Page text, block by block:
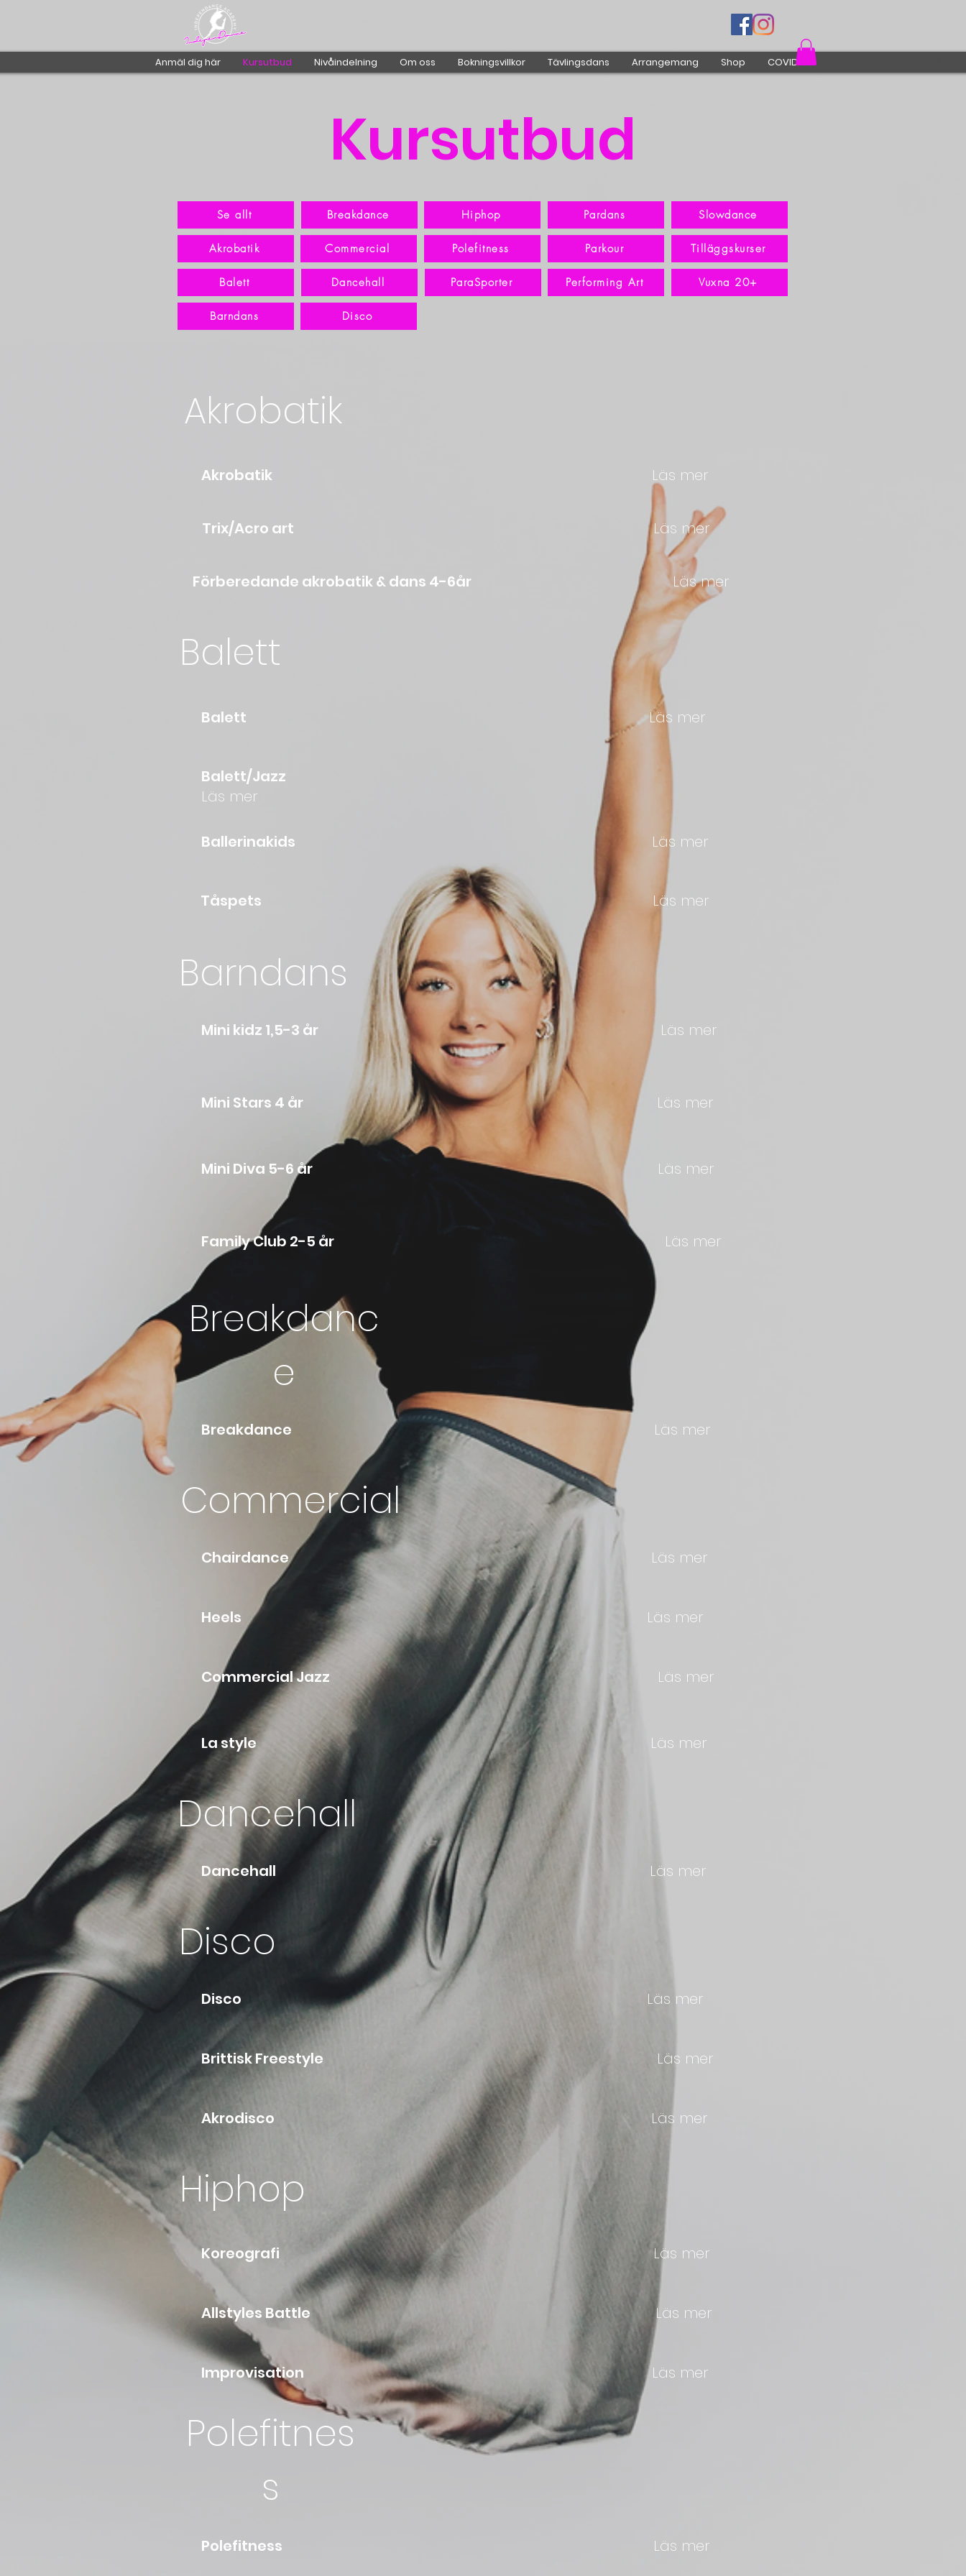
Anmäl dig här Kursutbud Nivåindelning Om oss Bokningsvillkor Tävlingsdans Arrangemang Shop COVID-19
Kursutbud
Se allt Breakdance Hiphop Pardans Slowdance
Akrobatik Commercial Polefitness Parkour Tilläggskurser
Balett
Barndans
Dancehall
Disco
ParaSporter Performing Art Vuxna 20+
Akrobatik
Akrobatik Läs mer
Trix/Acro artLäs mer
Förberedande akrobatik & dans 4-6årLäs mer
Balett
BalettLäs mer
Balett/Jazz
Läs mer
Ballerinakids Läs mer
Tåspets Läs mer
Barndans
Mini kidz 1,5-3 år Läs mer
Mini Stars 4 år Läs mer
Mini Diva 5-6 år Läs mer
Family Club 2-5 år Läs mer
Breakdanc
e
Breakdance Läs mer
Commercial
Chairdance Läs mer
Heels Läs mer
Commercial Jazz Läs mer
La style Läs mer
Dancehall
Dancehall Läs mer
Disco
Disco Läs mer
Brittisk Freestyle Läs mer
Akrodisco Läs mer
Hiphop
Koreografi Läs mer
Allstyles Battle Läs mer
ImprovisationLäs mer
Polefitnes
s
Polefitness Läs mer